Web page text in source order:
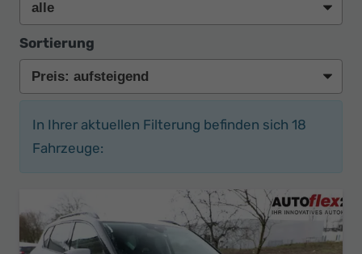
Sortierung
In Ihrer aktuellen Filterung befinden sich 18
Fahrzeuge: